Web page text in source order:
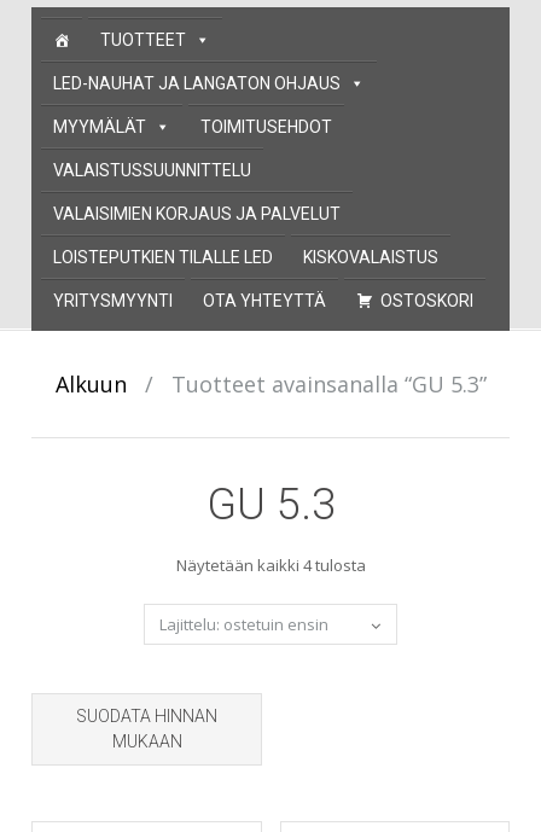
Skip
content
TUOTTEET
LED-NAUHAT JA LANGATON OHJAUS
MYYMÄLÄT TOIMITUSEHDOT
VALAISTUSSUUNNITTELU
VALAISIMIEN KORJAUS JA PALVELUT
LOISTEPUTKIEN TILALLE LED KISKOVALAISTUS
YRITYSMYYNTI OTA YHTEYTTÄ OSTOSKORI
Alkuun / Tuotteet avainsanalla “GU 5.3”
GU 5.3
Näytetään kaikki 4 tulostaSorted
by
popularity
SUODATA HINNAN
MUKAAN